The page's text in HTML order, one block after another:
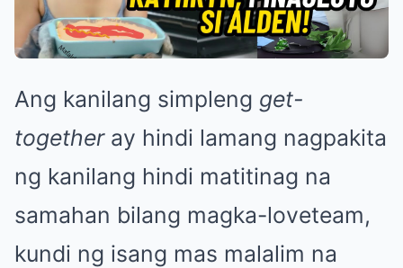
Ang kanilang simpleng get-
togetheray hindi lamang nagpakita
ng kanilang hindi matitinag na
samahan bilang magka-loveteam,
kundi ng isang mas malalim na